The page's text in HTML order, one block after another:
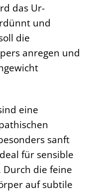
das Ur-
und
die
anregen und
eine
sanft
für sensible
die feine
auf subtile